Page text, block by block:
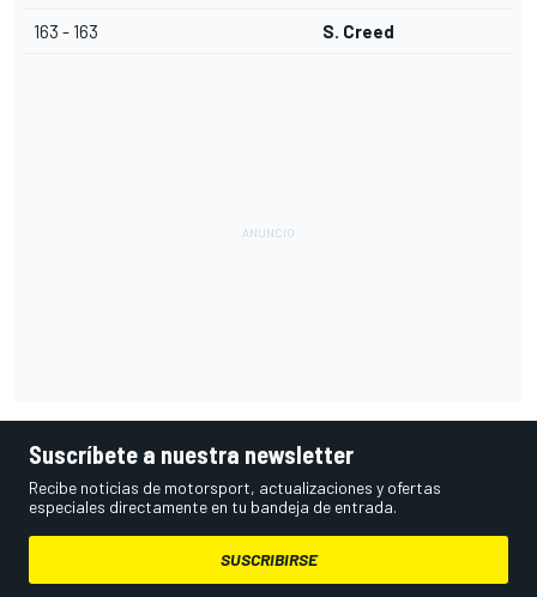
163 - 163 S. Creed
Suscríbete a nuestra newsletter
Recibe noticias de motorsport, actualizaciones y ofertas
especiales directamente en tu bandeja de entrada.
SUSCRIBIRSE